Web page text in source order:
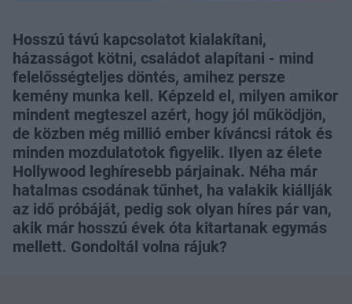
Hosszú távú kapcsolatot kialakítani,
házasságot kötni, családot alapítani - mind
felelősségteljes döntés, amihez persze
kemény munka kell. Képzeld el, milyen amikor
mindent megteszel azért, hogy jól működjön,
de közben még millió ember kíváncsi rátok és
minden mozdulatotok figyelik. Ilyen az élete
Hollywood leghíresebb párjainak. Néha már
hatalmas csodának tűnhet, ha valakik kiállják
az idő próbáját, pedig sok olyan híres pár van,
akik már hosszú évek óta kitartanak egymás
mellett. Gondoltál volna rájuk?